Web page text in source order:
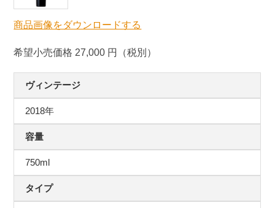
商品画像をダウンロードする
希望小売価格 27,000 円（税別）
ヴィンテージ
2018年
容量
750ml
タイプ